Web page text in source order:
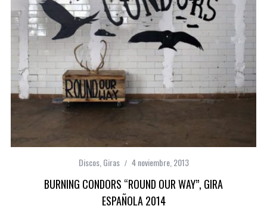
Discos, Giras 4 noviembre, 2013
BURNING CONDORS “ROUND OUR WAY”, GIRA
ESPAÑOLA 2014